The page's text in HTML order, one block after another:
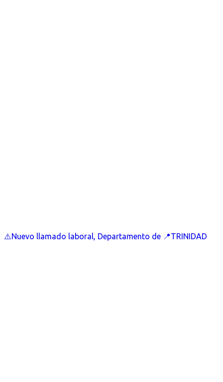
⚠️Nuevo llamado laboral, Departamento de 📍TRINIDAD